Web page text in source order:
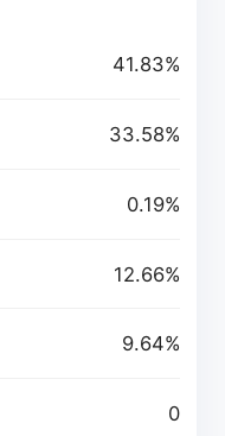
41.83%
33.58%
0.19%
12.66%
9.64%
0